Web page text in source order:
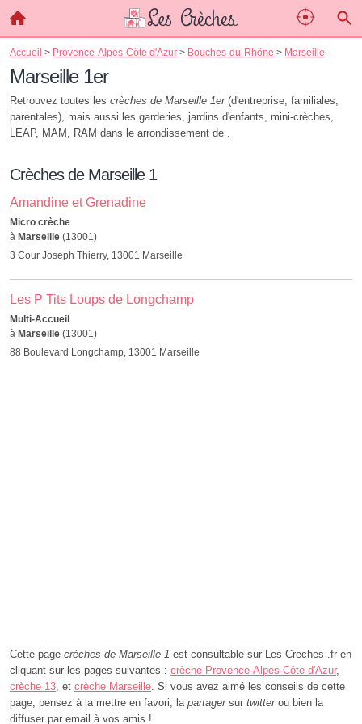
Accueil > Provence-Alpes-Côte d'Azur > Bouches-du-Rhône > Marseille
Marseille 1er
Retrouvez toutes les crèches de Marseille 1er(d'entreprise, familiales,
parentales), mais aussi les garderies, jardins d'enfants, mini-crèches,
LEAP, MAM, RAM dans le arrondissement de .
Crèches de Marseille 1
Amandine et Grenadine
Micro crèche
à Marseille (13001)
3 Cour Joseph Thierry, 13001 Marseille
Les P Tits Loups de Longchamp
Multi-Accueil
à Marseille (13001)
88 Boulevard Longchamp, 13001 Marseille
Cette page crèches de Marseille 1 est consultable sur Les Creches .fr en
cliquant sur les pages suivantes : crèche Provence-Alpes-Côte d'Azur,
crèche 13, et crèche Marseille. Si vous avez aimé les conseils de cette
page, pensez à la mettre en favori, la partagersur twitterou bien la
diffuser par email à vos amis !